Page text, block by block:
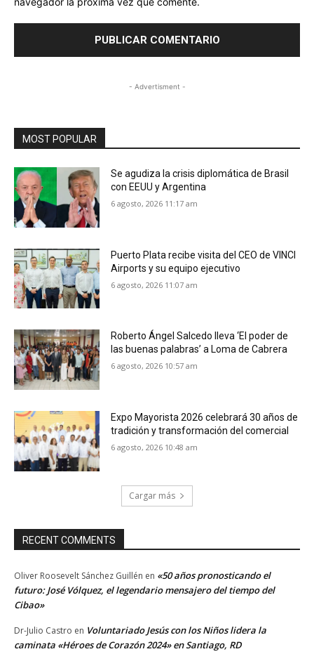
- Advertisment -
MOST POPULAR
Se agudiza la crisis diplomática de Brasil
con EEUU y Argentina
6 agosto, 2026 11:17 am
Puerto Plata recibe visita del CEO de VINCI
Airports y su equipo ejecutivo
6 agosto, 2026 11:07 am
Roberto Ángel Salcedo lleva ‘El poder de
las buenas palabras’ a Loma de Cabrera
6 agosto, 2026 10:57 am
Expo Mayorista 2026 celebrará 30 años de
tradición y transformación del comercial
6 agosto, 2026 10:48 am
Cargar más
RECENT COMMENTS
Oliver Roosevelt Sánchez Guillén en «50 años pronosticando el
futuro: José Vólquez, el legendario mensajero del tiempo del
Cibao»
Dr-Julio Castro en Voluntariado Jesús con los Niños lidera la
caminata «Héroes de Corazón 2024» en Santiago, RD